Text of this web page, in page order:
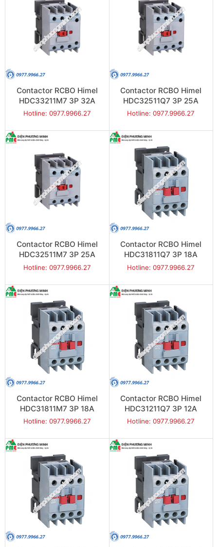
Contactor RCBO Himel
HDC33211M7 3P 32A
15kW
Hotline: 0977.9966.27
Contactor RCBO Himel
HDC32511Q7 3P 25A
11kW
Hotline: 0977.9966.27
Contactor RCBO Himel
HDC32511M7 3P 25A
11kW
Hotline: 0977.9966.27
Contactor RCBO Himel
HDC31811Q7 3P 18A
7.5kW
Hotline: 0977.9966.27
Contactor RCBO Himel
HDC31811M7 3P 18A
7.5kW
Hotline: 0977.9966.27
Contactor RCBO Himel
HDC31211Q7 3P 12A
5.5kW
Hotline: 0977.9966.27